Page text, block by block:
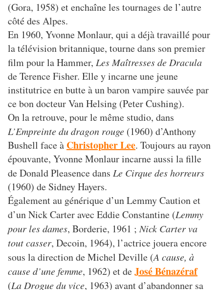
(Gora, 1958) et enchaîne les tournages de l’autre
côté des Alpes.
En 1960, Yvonne Monlaur, qui a déjà travaillé pour
la télévision britannique, tourne dans son premier
film pour la Hammer, Les Maîtresses de Dracula
de Terence Fisher. Elle y incarne une jeune
institutrice en butte à un baron vampire sauvée par
ce bon docteur Van Helsing (Peter Cushing).
On la retrouve, pour le même studio, dans
L’Empreinte du dragon rouge (1960) d’Anthony
Bushell face à Christopher Lee. Toujours au rayon
épouvante, Yvonne Monlaur incarne aussi la fille
de Donald Pleasence dans Le Cirque des horreurs
(1960) de Sidney Hayers.
Également au générique d’un Lemmy Caution et
d’un Nick Carter avec Eddie Constantine (Lemmy
pour les dames, Borderie, 1961 ;Nick Carter va
tout casser, Decoin, 1964), l’actrice jouera encore
sous la direction de Michel Deville (A cause, à
cause d’une femme, 1962) et deJosé Bénazéraf
(La Drogue du vice, 1963) avant d’abandonner sa